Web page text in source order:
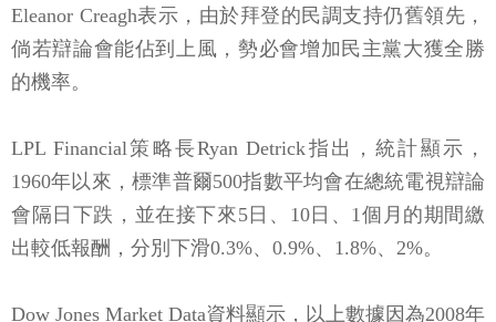
Eleanor Creagh表示，由於拜登的民調支持仍舊領先，
倘若辯論會能佔到上風，勢必會增加民主黨大獲全勝
的機率。
LPL Financial策略長Ryan Detrick指出，統計顯示，
1960年以來，標準普爾500指數平均會在總統電視辯論
會隔日下跌，並在接下來5日、10日、1個月的期間繳
出較低報酬，分別下滑0.3%、0.9%、1.8%、2%。
Dow Jones Market Data資料顯示，以上數據因為2008年